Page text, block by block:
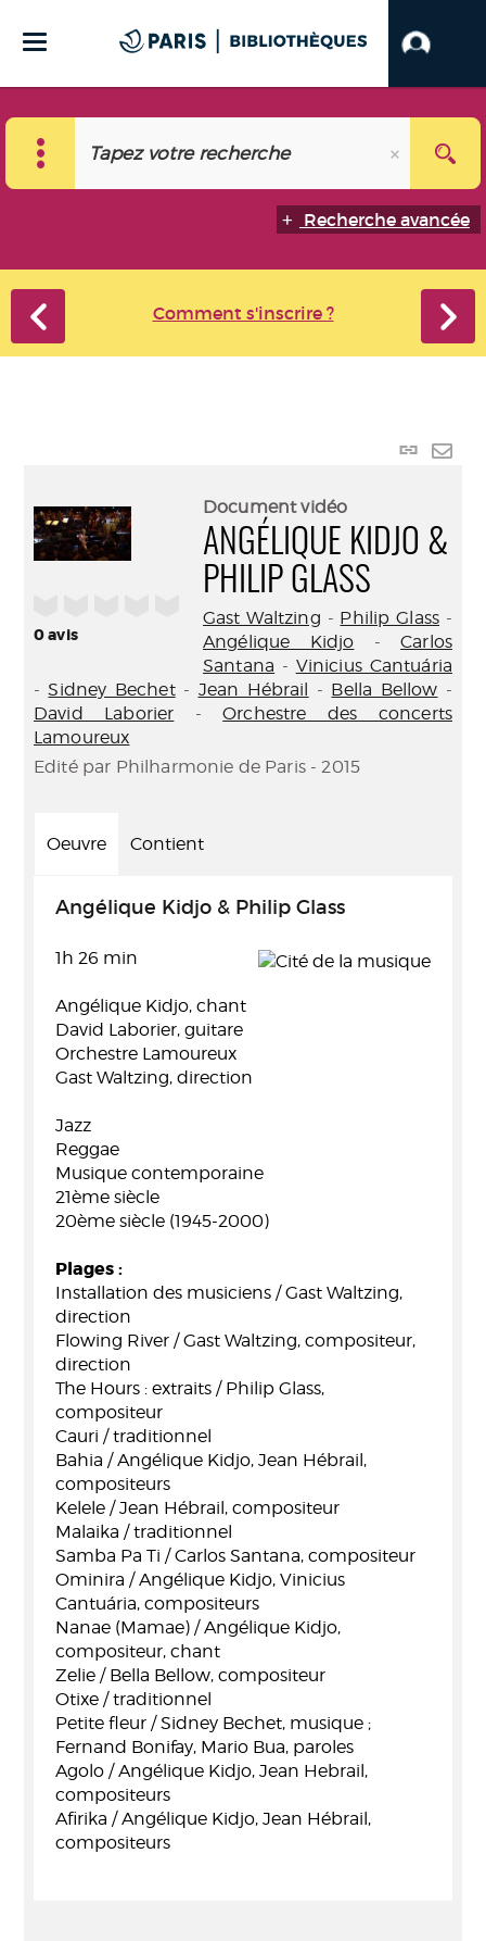
Recherche avancée
Comment s'inscrire ?
Lien
mail
0avis
Document vidéo
ANGÉLIQUE KIDJO &
PHILIP GLASS
Gast Waltzing - Philip Glass -
Angélique Kidjo -Carlos
Santana - Vinicius Cantuária
-Sidney Bechet- Jean Hébrail - Bella Bellow -
David Laborier -Orchestre des concerts
Lamoureux
Edité par Philharmonie de Paris - 2015
Oeuvre Contient
Angélique Kidjo & Philip Glass
1h 26 min
Angélique Kidjo, chant
David Laborier, guitare
Orchestre Lamoureux
Gast Waltzing, direction
Jazz
Reggae
Musique contemporaine
21ème siècle
20ème siècle (1945-2000)
Plages :
Installation des musiciens / Gast Waltzing,
direction
Flowing River / Gast Waltzing, compositeur,
direction
The Hours : extraits / Philip Glass,
compositeur
Cauri / traditionnel
Bahia / Angélique Kidjo, Jean Hébrail,
compositeurs
Kelele / Jean Hébrail, compositeur
Malaika / traditionnel
Samba Pa Ti / Carlos Santana, compositeur
Ominira / Angélique Kidjo, Vinicius
Cantuária, compositeurs
Nanae (Mamae) / Angélique Kidjo,
compositeur, chant
Zelie / Bella Bellow, compositeur
Otixe / traditionnel
Petite fleur / Sidney Bechet, musique ;
Fernand Bonifay, Mario Bua, paroles
Agolo / Angélique Kidjo, Jean Hebrail,
compositeurs
Afirika / Angélique Kidjo, Jean Hébrail,
compositeurs